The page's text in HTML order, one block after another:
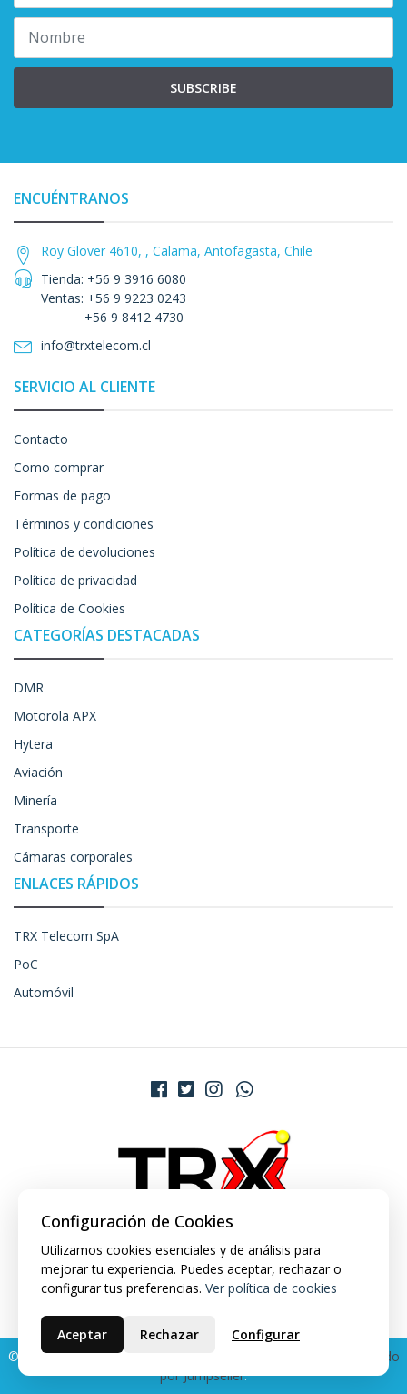
SUBSCRIBE
ENCUÉNTRANOS
Roy Glover 4610, , Calama, Antofagasta, Chile
Tienda: +56 9 3916 6080
Ventas: +56 9 9223 0243
+56 9 8412 4730
info@trxtelecom.cl
SERVICIO AL CLIENTE
Contacto
Como comprar
Formas de pago
Términos y condiciones
Política de devoluciones
Política de privacidad
Política de Cookies
CATEGORÍAS DESTACADAS
DMR
Motorola APX
Hytera
Aviación
Minería
Transporte
Cámaras corporales
ENLACES RÁPIDOS
TRX Telecom SpA
PoC
Automóvil
© 2026 TRX Market. Todos los derechos reservados.
Desarrollado
por Jumpseller.
Configuración de Cookies
Utilizamos cookies esenciales y de análisis para
mejorar tu experiencia. Puedes aceptar, rechazar o
configurar tus preferencias. Ver política de cookies
Aceptar Rechazar Configurar